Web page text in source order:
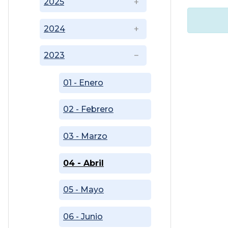
2023
01 - Enero
02 - Febrero
03 - Marzo
04 - Abril
05 - Mayo
06 - Junio
2024